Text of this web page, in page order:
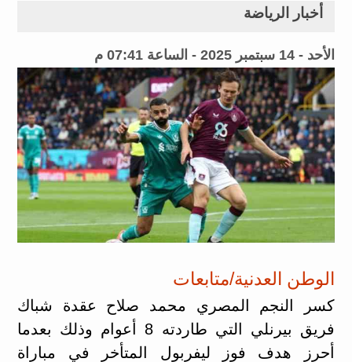
أخبار الرياضة
الأحد - 14 سبتمبر 2025 - الساعة 07:41 م
الوطن العدنية/متابعات
كسر النجم المصري محمد صلاح عقدة شباك
فريق بيرنلي التي طاردته 8 أعوام وذلك بعدما
أحرز هدف فوز ليفربول المتأخر في مباراة